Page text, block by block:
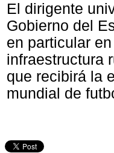
El dirigente
Gobierno del
en particular
infraestructura
que recibirá la
mundial de